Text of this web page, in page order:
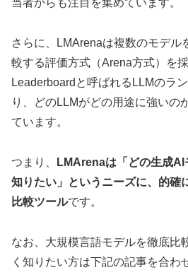
当者からも注目を集めています。
さらに、LMArenaは複数のモデル
較する評価方式（Arena方式）を
Leaderboardと呼ばれるLLMのラ
り、どのLLMがどの用途に強いの
ています。
つまり、
LMArenaは「どの生成AI
知りたい」というニーズに、的確
比較ツールです。
なお、大規模言語モデルを徹底比
く知りたい方は下記の記事を合わ